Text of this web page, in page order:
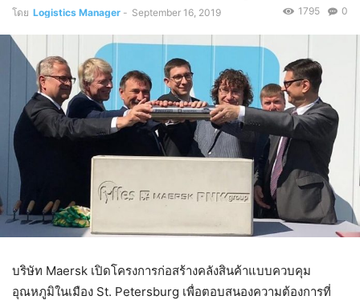
โดย Logistics Manager - September 16, 2019 0
1795
บริษัท Maersk เปิดโครงการก่อสร้างคลังสินค้าแบบควบคุม
อุณหภูมิในเมือง St. Petersburg เพื่อตอบสนองความต้องการที่